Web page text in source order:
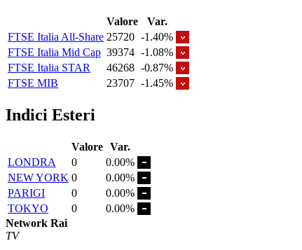
Valore
Var.
FTSE Italia All-Share 25720 -1.40%
FTSE Italia Mid Cap 39374 -1.08%
FTSE Italia STAR
46268 -0.87%
FTSE MIB
23707 -1.45%
Indici Esteri
Valore Var.
LONDRA
0
0.00%
NEW YORK 0
0.00%
PARIGI
0
0.00%
TOKYO
0
0.00%
Network Rai
TV